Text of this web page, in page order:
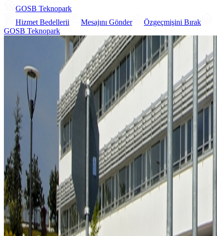
GOSB Teknopark
Hizmet Bedellerii
Mesajını Gönder
Özgeçmişini Bırak
GOSB Teknopark